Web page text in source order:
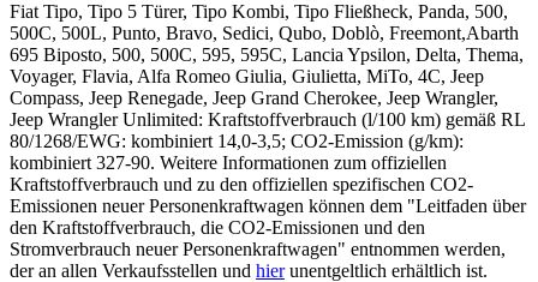
Fiat Tipo, Tipo 5 Türer, Tipo Kombi, Tipo Fließheck, Panda, 500,
500C, 500L, Punto, Bravo, Sedici, Qubo, Doblò, Freemont,Abarth
695 Biposto, 500, 500C, 595, 595C, Lancia Ypsilon, Delta, Thema,
Voyager, Flavia, Alfa Romeo Giulia, Giulietta, MiTo, 4C, Jeep
Compass, Jeep Renegade, Jeep Grand Cherokee, Jeep Wrangler,
Jeep Wrangler Unlimited: Kraftstoffverbrauch (l/100 km) gemäß RL
80/1268/EWG: kombiniert 14,0-3,5; CO2-Emission (g/km):
kombiniert 327-90. Weitere Informationen zum offiziellen
Kraftstoffverbrauch und zu den offiziellen spezifischen CO2-
Emissionen neuer Personenkraftwagen können dem "Leitfaden über
den Kraftstoffverbrauch, die CO2-Emissionen und den
Stromverbrauch neuer Personenkraftwagen" entnommen werden,
der an allen Verkaufsstellen und hierunentgeltlich erhältlich ist.